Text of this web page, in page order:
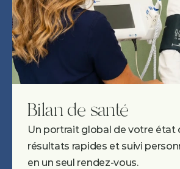
Bilan de santé
Un portrait global de votre état
résultats rapides et suivi
en un seul rendez-vous.